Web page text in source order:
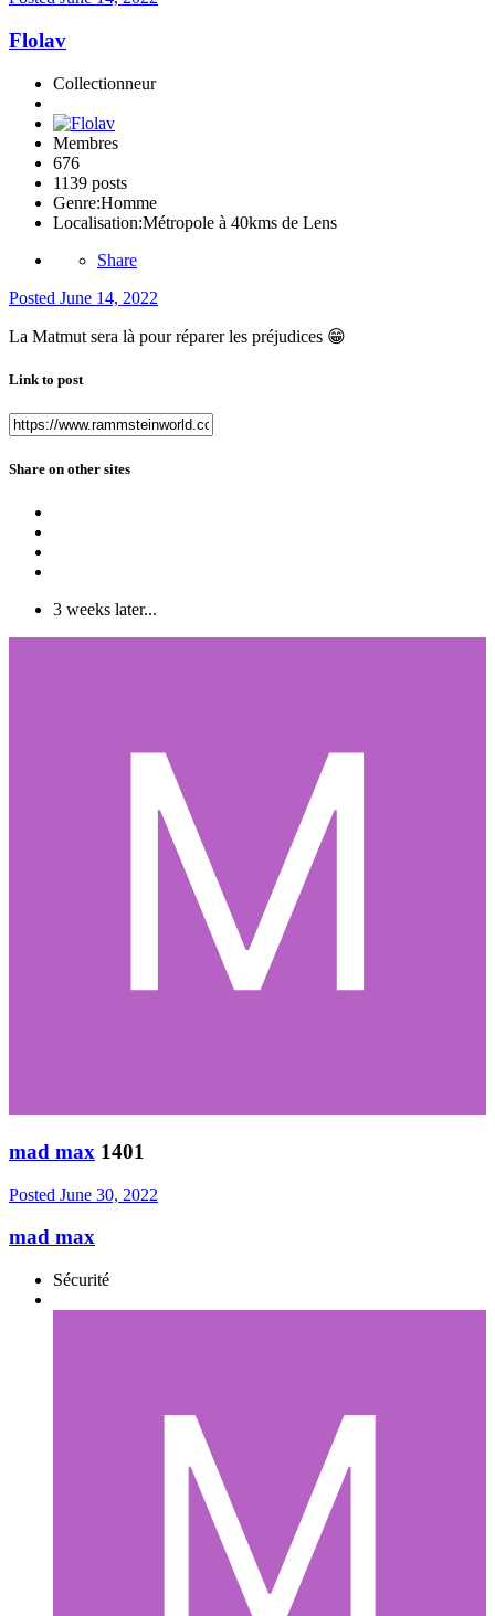
Flolav
Collectionneur
Membres
676
1139 posts
Genre:Homme
Localisation:Métropole à 40kms de Lens
Share
Posted June 14, 2022
La Matmut sera là pour réparer les préjudices 😁
Link to post
Share on other sites
3 weeks later...
mad max 1401
Posted June 30, 2022
mad max
Sécurité